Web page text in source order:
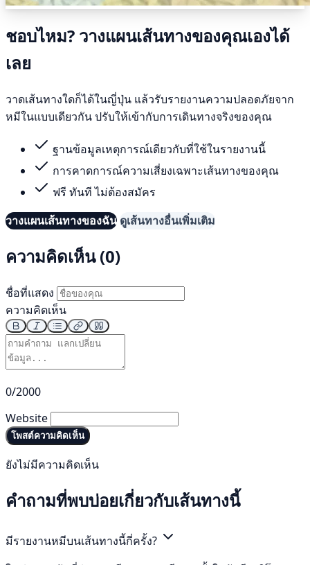
ชอบไหม? วางแผนเส้นทางของคุณเองได้
เลย
วาดเส้นทางใดก็ได้ในญี่ปุ่น แล้วรับรายงานความปลอดภัยจาก
หมีในแบบเดียวกัน ปรับให้เข้ากับการเดินทางจริงของคุณ
ฐานข้อมูลเหตุการณ์เดียวกับที่ใช้ในรายงานนี้
การคาดการณ์ความเสี่ยงเฉพาะเส้นทางของคุณ
ฟรี ทันที ไม่ต้องสมัคร
วางแผนเส้นทางของฉัน ดูเส้นทางอื่นเพิ่มเติม
ความคิดเห็น (0)
ชื่อที่แสดง
ความคิดเห็น
0/2000
Website
โพสต์ความคิดเห็น
ยังไม่มีความคิดเห็น
คำถามที่พบบ่อยเกี่ยวกับเส้นทางนี้
มีรายงานหมีบนเส้นทางนี้กี่ครั้ง?